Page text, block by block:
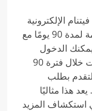
الإلكترونية
الخاصة بك، سيتم منحك إقامة لمدة 90 يومًا مع
الدخول
والخروج من فيتنام عدة مرات خلال فترة 90
بطلب
هذا مثاليًا
استكشاف المزيد